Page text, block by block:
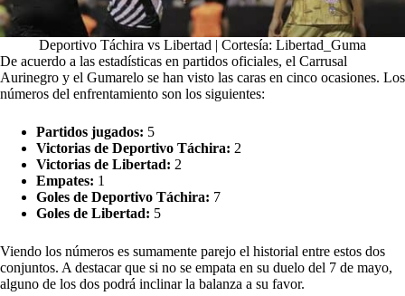
Deportivo Táchira vs Libertad | Cortesía: Libertad_Guma
De acuerdo a las estadísticas en partidos oficiales, el Carrusal
Aurinegro y el Gumarelo se han visto las caras en cinco ocasiones. Los
números del enfrentamiento son los siguientes:
Partidos jugados: 5
Victorias de Deportivo Táchira: 2
Victorias de Libertad: 2
Empates: 1
Goles de Deportivo Táchira: 7
Goles de Libertad: 5
Viendo los números es sumamente parejo el historial entre estos dos
conjuntos. A destacar que si no se empata en su duelo del 7 de mayo,
alguno de los dos podrá inclinar la balanza a su favor.